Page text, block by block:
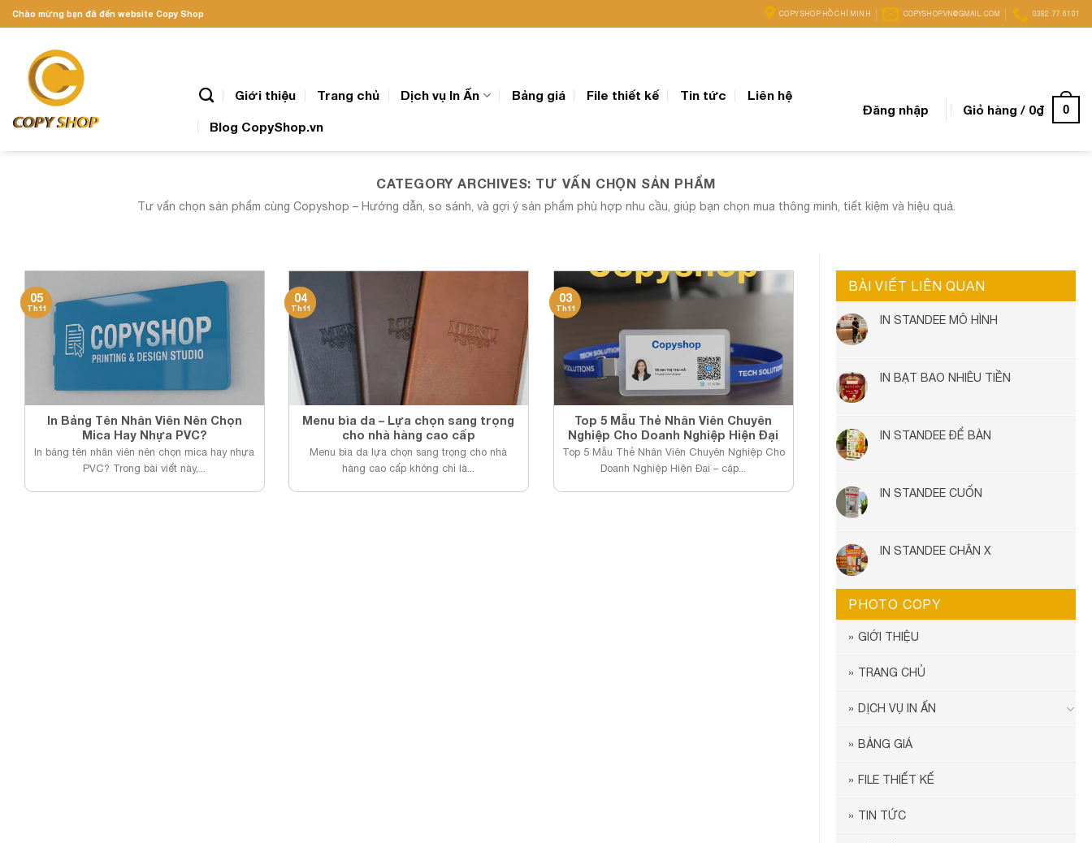
Skip
to
Chào mừng bạn đã đến website Copy Shop COPY SHOP HỒ CHÍ MINH COPYSHOP.VN@GMAIL.COM 0382.77.6101
Giới thiệu Trang chủ Dịch vụ In Ấn Bảng giá File thiết kế Tin tức Liên hệ
Blog CopyShop.vn
Đăng nhập Giỏ hàng / 0₫ 0
CATEGORY ARCHIVES: TƯ VẤN CHỌN SẢN PHẨM
Tư vấn chọn sản phẩm cùng Copyshop – Hướng dẫn, so sánh, và gợi ý sản phẩm phù hợp nhu cầu, giúp bạn chọn mua thông minh, tiết kiệm và hiệu quả.
In Bảng Tên Nhân Viên Nên Chọn
Mica Hay Nhựa PVC?
In bảng tên nhân viên nên chọn mica hay nhựa
PVC? Trong bài viết này,...
05
Th11
Menu bìa da – Lựa chọn sang trọng
cho nhà hàng cao cấp
Menu bìa da lựa chọn sang trọng cho nhà
hàng cao cấp không chỉ là...
04
Th11
Top 5 Mẫu Thẻ Nhân Viên Chuyên
Nghiệp Cho Doanh Nghiệp Hiện Đại
Top 5 Mẫu Thẻ Nhân Viên Chuyên Nghiệp Cho
Doanh Nghiệp Hiện Đại – cập...
03
Th11
BÀI VIẾT LIÊN QUAN
IN STANDEE MÔ HÌNH
IN BẠT BAO NHIÊU TIỀN
IN STANDEE ĐỂ BÀN
IN STANDEE CUỐN
IN STANDEE CHÂN X
PHOTO COPY
GIỚI THIỆU
TRANG CHỦ
DỊCH VỤ IN ẤN
BẢNG GIÁ
FILE THIẾT KẾ
TIN TỨC